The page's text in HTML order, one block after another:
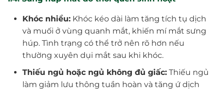
Khóc nhiều:Khóc kéo dài làm tăng tích tụ dịch
và muối ở vùng quanh mắt, khiến mí mắt sưng
húp. Tình trạng có thể trở nên rõ hơn nếu
thường xuyên dụi mắt sau khi khóc.
Thiếu ngủ hoặc ngủ không đủ giấc:Thiếu ngủ
làm giảm lưu thông tuần hoàn và tăng ứ dịch